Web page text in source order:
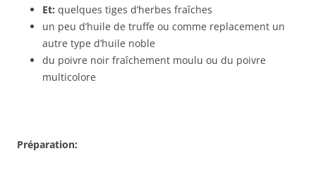
Et: quelques tiges d’herbes fraîches
un peu d’huile de truffe ou comme replacement un
autre type d’huile noble
du poivre noir fraîchement moulu ou du poivre
multicolore
Préparation: